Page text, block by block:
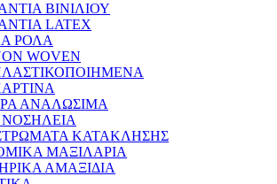
ΒΙΝΙΛΙΟΥ
LATEX
ΡΟΛΑ
WOVEN
ΑΝΑΛΩΣΙΜΑ
ΚΑΤΑΚΛΗΣΗΣ
ΜΑΞΙΛΑΡΙΑ
ΑΜΑΞΙΔΙΑ